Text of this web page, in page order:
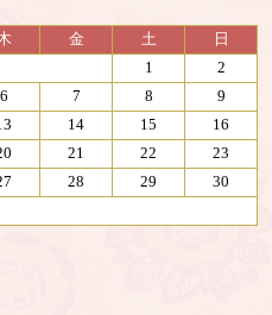
金 土
日
1
2
6 7 8
9
14 15
16
21 22
23
28 29
30